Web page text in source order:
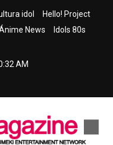
idol
Hello! Project
News
Idols 80s
AM